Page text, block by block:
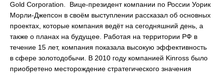
Gold Corporation. Вице-президент компании по России Уорик
Морли-Джепсон в своём выступлении рассказал об основных
проектах, которые компания ведёт на сегодняшний день, а
также о планах на будущее. Работая на территории РФ в
течение 15 лет, компания показала высокую эффективность
в сфере золотодобычи. В 2010 году компанией Kinross было
приобретено месторождение стратегического значения